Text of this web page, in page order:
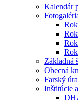
Kalendár
Základná
Obecná
Farský
Inštitúcie